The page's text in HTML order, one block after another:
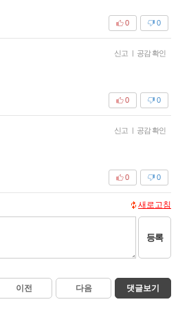
0
0
신고 | 공감 확인
0
0
신고 | 공감 확인
0
0
새로고침
등록
이전 다음 댓글보기